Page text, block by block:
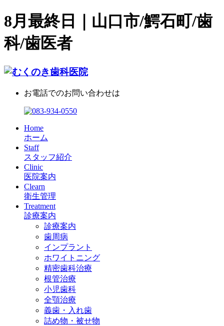
8月最終日｜山口市/鰐石町/歯
科/歯医者
お電話でのお問い合わせは
Home
ホーム
Staff
スタッフ紹介
Clinic
医院案内
Clearn
衛生管理
Treatment
診療案内
診療案内
歯周病
インプラント
ホワイトニング
精密歯科治療
根管治療
小児歯科
全顎治療
義歯・入れ歯
詰め物・被せ物